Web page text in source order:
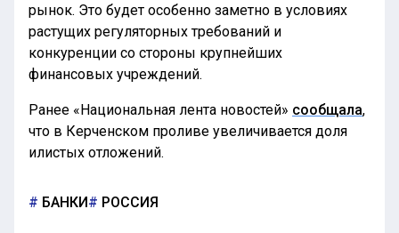
рынок. Это будет особенно заметно в условиях
растущих регуляторных требований и
конкуренции со стороны крупнейших
финансовых учреждений.
Ранее «Национальная лента новостей» сообщала,
что в Керченском проливе увеличивается доля
илистых отложений.
БАНКИ РОССИЯ